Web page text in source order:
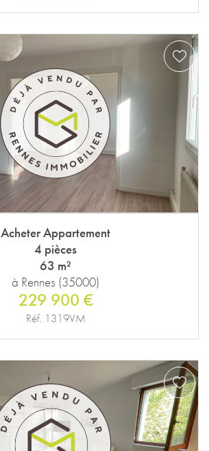
Acheter Appartement
4 pièces
63 m²
à Rennes (35000)
229 900 €
Réf. 1319VM